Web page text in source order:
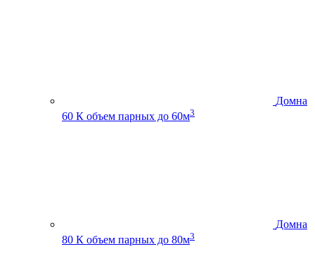
Домна
60 К объем парных до 60м3
Домна
80 К объем парных до 80м3